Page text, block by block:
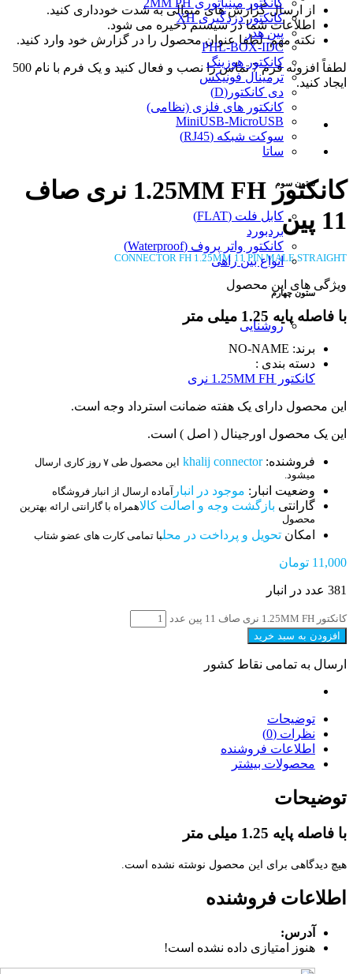
کانکتور دزدگیری XH
پین هدر
PHL-BOX-IDC
کانکتور هوزینگ
ترمینال فونیکس
دی کانکتور(D)
کانکتور های فلزی (نظامی)
MiniUSB-MicroUSB
سوکت شبکه (RJ45)
ساتا
ستون سوم
کابل فلت (FLAT)
بردبورد
کانکتور واتر پروف (Waterproof)
انواع بین راهی
ستون چهارم
روشنایی
از ارسال گزارش های متوالی به شدت خودداری کنید.
اطلاعات شما در سیستم ذخیره می شود.
نکته مهم: لطفا عنوان محصول را در گزارش خود وارد کنید.
لطفاً افزونه فرم 7 تماس را نصب و فعال کنید و یک فرم با نام 500
ایجاد کنید.
کانکتور 1.25MM FH نری صاف
11 پین
CONNECTOR FH 1.25MM 11 PIN MALE STRAIGHT
ویژگی های این محصول
با فاصله پایه 1.25 میلی متر
برند: NO-NAME
دسته بندی :
کانکتور 1.25MM FH نری
این محصول دارای یک هفته ضمانت استرداد وجه است.
این یک محصول اورجینال ( اصل ) است.
فروشنده:khalij connector این محصول طی ۷ روز کاری ارسال
میشود.
وضعیت انبار: موجود در انبار آماده ارسال از انبار فروشگاه
گارانتی بازگشت وجه و اصالت کالاهمراه با گارانتی ارائه بهترین
محصول
امکان تحویل و پرداخت در محلبا تمامی کارت های عضو شتاب
11,000 تومان
381 عدد در انبار
کانکتور 1.25MM FH نری صاف 11 پین عدد
افزودن به سبد خرید
ارسال به تمامی نقاط کشور
توضیحات
نظرات (0)
اطلاعات فروشنده
محصولات بیشتر
توضیحات
با فاصله پایه 1.25 میلی متر
هیچ دیدگاهی برای این محصول نوشته نشده است.
اطلاعات فروشنده
آدرس:
هنوز امتیازی داده نشده است!